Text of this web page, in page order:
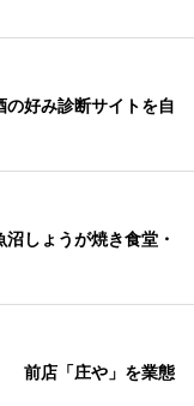
好み診断サイトを自
しょうが焼き食堂・
前店「庄や」を業態